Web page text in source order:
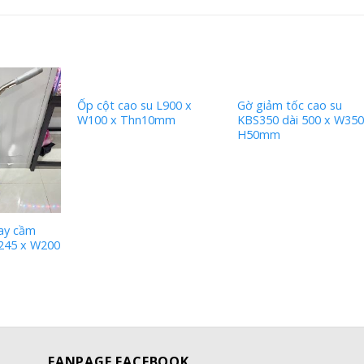
cầm
x W200
Ốp cột cao su L900 x
W100 x Thn10mm
Gờ giảm tốc cao su
KBS350 dài 500 x
H50mm